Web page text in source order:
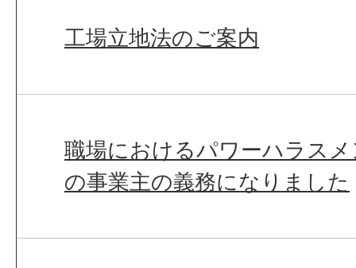
工場立地法のご案内
職場におけるパワーハラス
の事業主の義務になりました